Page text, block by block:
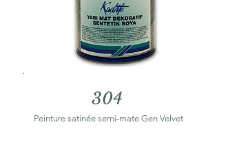
304
Peinture satinée semi-mate Gen Velvet